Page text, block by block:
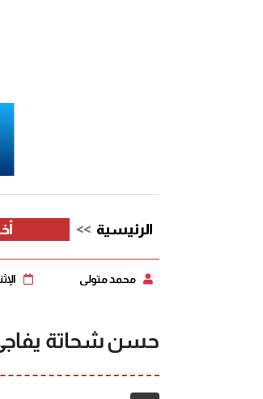
الرئيسية
محمد متولي الإثنين
حسن شحاتة